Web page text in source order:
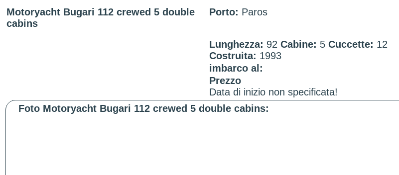
Motoryacht Bugari 112 crewed 5 double
cabins
Porto: Paros
Lunghezza: 92 Cabine: 5 Cuccette: 12
Costruita: 1993
imbarco al:
Prezzo
Data di inizio non specificata!
Foto Motoryacht Bugari 112 crewed 5 double cabins: